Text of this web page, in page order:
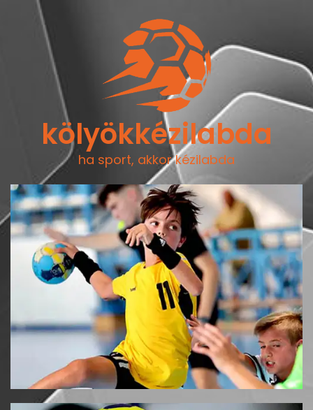
kölyökkézilabda
ha sport, akkor kézilabda